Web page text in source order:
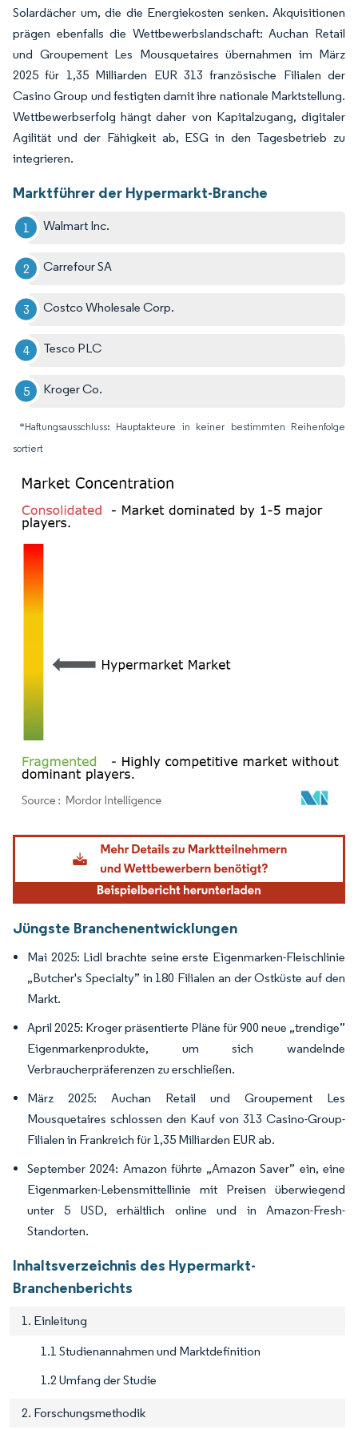
Solardächer um, die die Energiekosten senken. Akquisitionen
prägen ebenfalls die Wettbewerbslandschaft: Auchan Retail
und Groupement Les Mousquetaires übernahmen im März
2025 für 1,35 Milliarden EUR 313 französische Filialen der
Casino Group und festigten damit ihre nationale Marktstellung.
Wettbewerbserfolg hängt daher von Kapitalzugang, digitaler
Agilität und der Fähigkeit ab, ESG in den Tagesbetrieb zu
integrieren.
Marktführer der Hypermarkt-Branche
Walmart Inc.
Carrefour SA
Costco Wholesale Corp.
Tesco PLC
Kroger Co.
*Haftungsausschluss: Hauptakteure in keiner bestimmten Reihenfolge
sortiert
Bild © Mordor Intelligence. Wiederverwendung erfordert Namensnennung gemäß
Jüngste Branchenentwicklungen
Mai 2025: Lidl brachte seine erste Eigenmarken-Fleischlinie
„Butcher's Specialty” in 180 Filialen an der Ostküste auf den
Markt.
April 2025: Kroger präsentierte Pläne für 900 neue „trendige”
Eigenmarkenprodukte, um sich wandelnde
Verbraucherpräferenzen zu erschließen.
März 2025: Auchan Retail und Groupement Les
Mousquetaires schlossen den Kauf von 313 Casino-Group-
Filialen in Frankreich für 1,35 Milliarden EUR ab.
September 2024: Amazon führte „Amazon Saver” ein, eine
Eigenmarken-Lebensmittellinie mit Preisen überwiegend
unter 5 USD, erhältlich online und in Amazon-Fresh-
Standorten.
Inhaltsverzeichnis des Hypermarkt-
Branchenberichts
1. Einleitung
1.1 Studienannahmen und Marktdefinition
1.2 Umfang der Studie
2. Forschungsmethodik